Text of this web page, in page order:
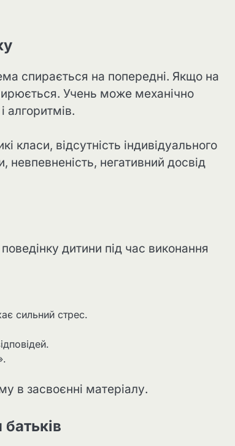
спирається на попередні. Якщо на
Учень може механічно
алгоритмів.
відсутність індивідуального
невпевненість, негативний досвід
дитини під час виконання
сильний стрес.
в засвоєнні матеріалу.